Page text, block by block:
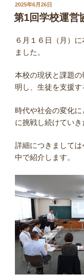
投
稿
日:
2025年6月26日
第1回学校運営
６月１６日（月）
ました。
本校の現状と課題
明し、生徒を支援す
時代や社会の変化
に挑戦し続けていき
詳細につきまして
中で紹介します。